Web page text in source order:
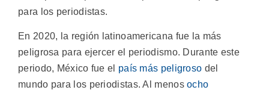
para los periodistas.
En 2020, la región latinoamericana fue la más
peligrosa para ejercer el periodismo. Durante este
periodo, México fue el país más peligroso del
mundo para los periodistas. Al menosocho